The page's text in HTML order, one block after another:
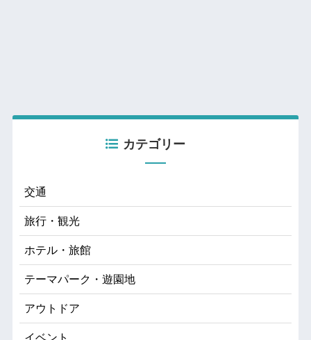
カテゴリー
交通
旅行・観光
ホテル・旅館
テーマパーク・遊園地
アウトドア
イベント